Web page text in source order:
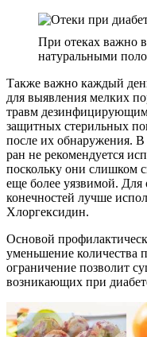
При отеках важно
натуральными
Также важно каждый
для выявления мелких
травм
защитных стерильных
после их обнаружения. В
ран не рекомендуется
поскольку они слишком
еще более уязвимой.
конечностей лучше
Хлоргексидин.
Основой
уменьшение количества
ограничение позволит
возникающих при